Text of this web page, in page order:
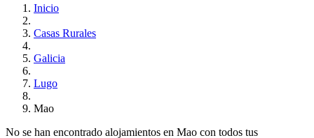
Inicio
Casas Rurales
Galicia
Lugo
Mao
No se han encontrado alojamientos en Mao con todos tus